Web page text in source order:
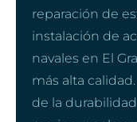
reparación de
instalación de
navales en El
más alta
de la